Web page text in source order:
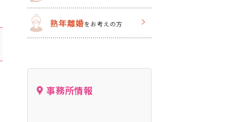
熟年離婚をお考えの方
事務所情報